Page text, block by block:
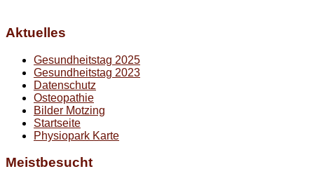
Aktuelles
Gesundheitstag 2025
Gesundheitstag 2023
Datenschutz
Osteopathie
Bilder Motzing
Startseite
Physiopark Karte
Meistbesucht